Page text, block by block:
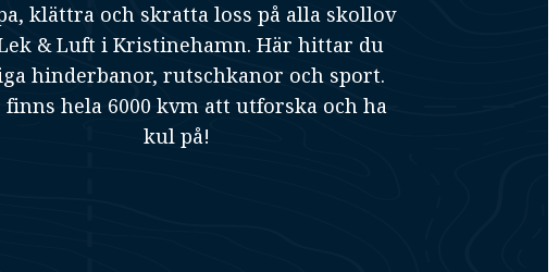
klättra och skratta loss på alla skollov
& Luft i Kristinehamn. Här hittar du
hinderbanor, rutschkanor och sport.
finns hela 6000 kvm att utforska och ha
kul på!